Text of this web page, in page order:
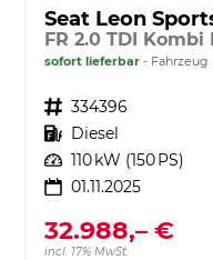
Seat Leon
sofort lieferbar Fahrzeug
Fahrzeugnr. 334396
Kraftstoff Diesel
Leistung 110 kW (150 PS)
01.11.2025
32.988,– €
incl. 17% MwSt.